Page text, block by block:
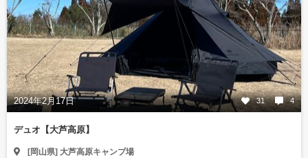
2024年2月17日 31 4
デュオ【大芦高原】
[岡山県] 大芦高原キャンプ場